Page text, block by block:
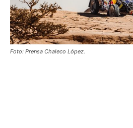
Foto: Prensa Chaleco López.